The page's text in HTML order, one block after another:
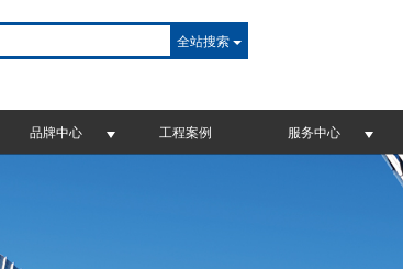
全站搜索
品牌中心 工程案例 服务中心